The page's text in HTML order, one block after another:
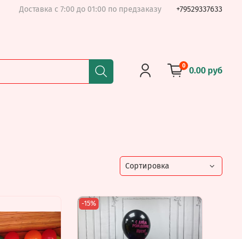
Доставка с 7:00 до 01:00 по предзаказу +79529337633
0 0.00 руб
-15%